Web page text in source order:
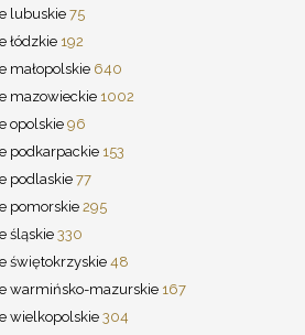
lubuskie 75
łódzkie 192
małopolskie 640
mazowieckie 1002
opolskie 96
podkarpackie 153
podlaskie 77
pomorskie 295
śląskie 330
świętokrzyskie 48
warmińsko-mazurskie 167
wielkopolskie304